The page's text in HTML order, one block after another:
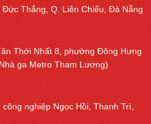
Đức Thắng, Q. Liên Chiểu, Đà Nẵng
Thới Nhất 8, phường Đông Hưng
ga Metro Tham Lương)
công nghiệp Ngọc Hồi, Thanh Trì,